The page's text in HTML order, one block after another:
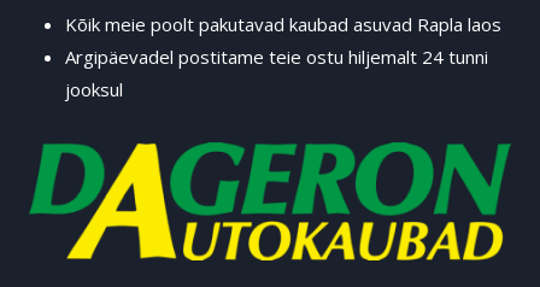
Kõik meie poolt pakutavad kaubad asuvad Rapla laos
Argipäevadel postitame teie ostu hiljemalt 24 tunni
jooksul